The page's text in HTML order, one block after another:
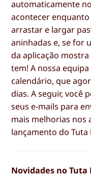
automaticamente
acontecer
arrastar e largar
aninhadas e, se for
da aplicação
tem! A nossa
calendário, que
dias. A seguir, você
seus e-mails para
mais melhorias nos
lançamento do Tuta
Novidades no